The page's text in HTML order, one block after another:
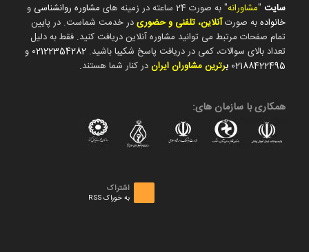
سایت"مشاورانه" به صورت 24 ساعته در زمینه های مشاوره روانشناسی و
خانوادهبه صورتآنلاین، تلفنی و حضوریدر خدمت شماست. در پایین
تمام صفحات مرتبط می توانید مشاوره آنلاین دریافت کنید. فقط به دلیل
تعداد بالای سوالات، کمی در دریافت پاسخ شکیبا باشید. 02122354282 و
02188422495 برترین مشاوران ایراندر کنار شما هستند.
همکاری با سازمان های:
اشتراک
به خوراک RSS